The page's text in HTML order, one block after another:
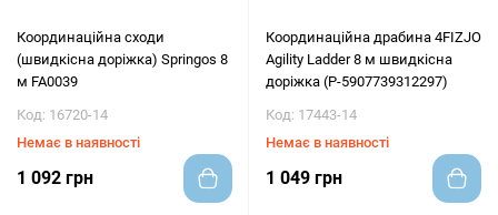
Координаційна сходи
(швидкісна доріжка) Springos 8
м FA0039
Код: 16720-14
Немає в наявності
1 092 грн
Координаційна драбина 4FIZJO
Agility Ladder 8 м швидкісна
доріжка (P-5907739312297)
Код: 17443-14
Немає в наявності
1 049 грн